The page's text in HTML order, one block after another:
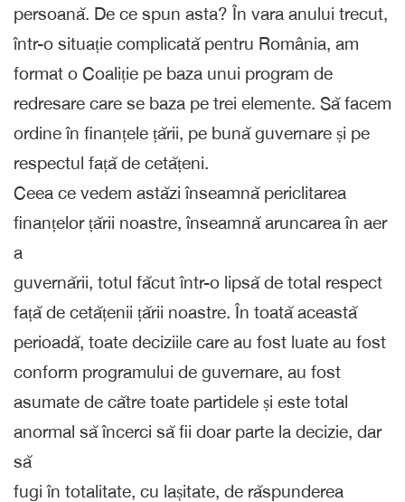
persoană. De ce spun asta? În vara anului trecut,
într-o situație complicată pentru România, am
format o Coaliție pe baza unui program de
redresare care se baza pe trei elemente. Să facem
ordine în finanțele țării, pe bună guvernare și pe
respectul față de cetățeni.
Ceea ce vedem astăzi înseamnă periclitarea
finanțelor țării noastre, înseamnă aruncarea în aer
a
guvernării, totul făcut într-o lipsă de total respect
față de cetățenii țării noastre. În toată această
perioadă, toate deciziile care au fost luate au fost
conform programului de guvernare, au fost
asumate de către toate partidele și este total
anormal să încerci să fii doar parte la decizie, dar
să
fugi în totalitate, cu lașitate, de răspunderea